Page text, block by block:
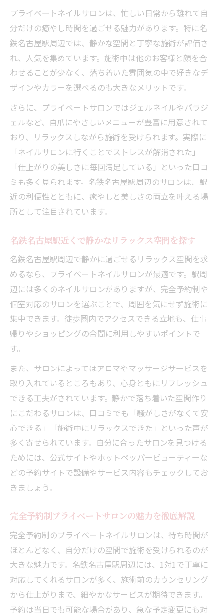
プライベートネイルサロンは、忙しい日常から離れて自
分だけの癒やし時間を過ごせる魅力があります。特に名
鉄名古屋駅周辺では、静かな空間と丁寧な施術が評価さ
れ、人気を集めています。施術中は他のお客様と顔を合
わせることが少なく、落ち着いた雰囲気の中で好きなデ
ザインやカラーを選べるのも大きなメリットです。
さらに、プライベートサロンではジェルネイルやパラジ
ェルなど、自爪にやさしいメニューが豊富に用意されて
おり、リラックスしながら施術を受けられます。実際に
「ネイルサロンに行くことでストレスが解消された」
「仕上がりの美しさに毎回満足している」といった口コ
ミも多く見られます。名鉄名古屋駅周辺のサロンは、駅
近の利便性とともに、癒やしと美しさの両立を叶える場
所として注目されています。
名鉄名古屋駅近くで静かなリラックス空間を探す
名鉄名古屋駅周辺で静かに過ごせるリラックス空間を求
めるなら、プライベートネイルサロンが最適です。駅周
辺には多くのネイルサロンがありますが、完全予約制や
個室対応のサロンを選ぶことで、周囲を気にせず施術に
集中できます。徒歩圏内でアクセスできる立地も、仕事
帰りやショッピングの合間に利用しやすいポイントで
す。
また、サロンによってはアロマやマッサージサービスを
取り入れているところもあり、心身ともにリフレッシュ
できる工夫がされています。静かで落ち着いた空間作り
にこだわるサロンは、口コミでも「騒がしさがなくて安
心できる」「施術中にリラックスできた」といった声が
多く寄せられています。自分に合ったサロンを見つける
ためには、公式サイトやホットペッパービューティーな
どの予約サイトで設備やサービス内容もチェックしてお
きましょう。
完全予約制プライベートサロンの魅力を徹底解説
完全予約制のプライベートネイルサロンは、待ち時間が
ほとんどなく、自分だけの空間で施術を受けられるのが
大きな魅力です。名鉄名古屋駅周辺には、1対1で丁寧に
対応してくれるサロンが多く、施術前のカウンセリング
から仕上がりまで、細やかなサービスが期待できます。
予約は当日でも可能な場合があり、急な予定変更にも対